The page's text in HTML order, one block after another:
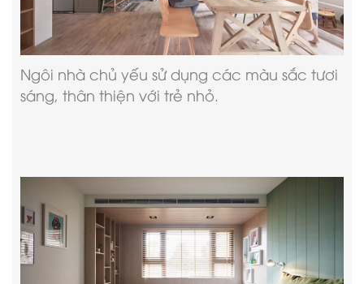
Ngôi nhà chủ yếu sử dụng các màu sắc tươi
sáng, thân thiện với trẻ nhỏ.